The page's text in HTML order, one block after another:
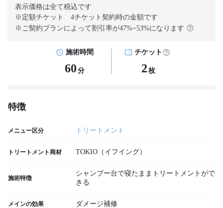
表示価格は全て税込です
※定額チケット 4チケット契約時の金額です
※ご契約プランによって割引率が47%~53%になります
施術時間
60 分
チケット
2 枚
特徴
メニュー区分 トリートメント
トリートメント商材 TOKIO（イフイング）
施術特徴
シャンプー台で寝たままトリートメントがで
きる
メインの効果 ダメージ補修